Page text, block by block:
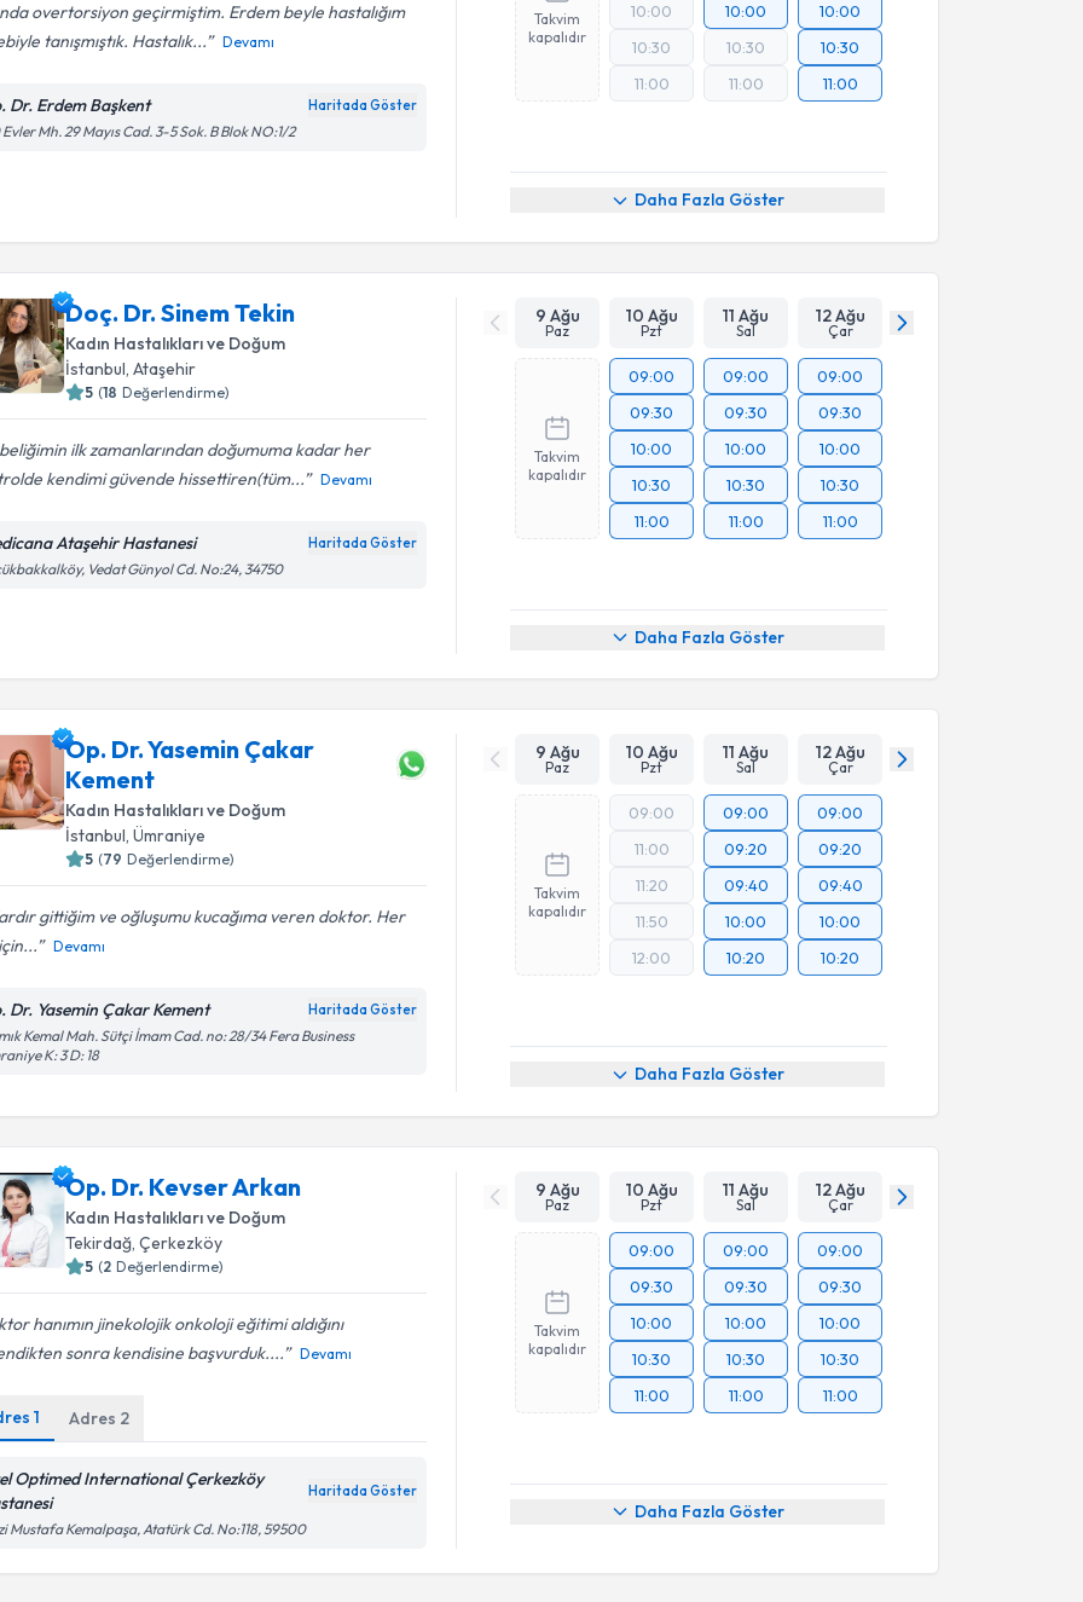
overtorsiyon geçirmiştim. Erdem beyle hastalığım
tanışmıştık. Hastalık...
Devamı
Dr. Erdem Başkent Haritada Göster
Evler Mh. 29 Mayıs Cad. 3-5 Sok. B Blok NO:1/2
Takvim
kapalıdır
10:00
10:30
11:00
10:00
10:30
11:00
10:00
10:30
11:00
Daha Fazla Göster
Doç. Dr. Sinem Tekin
Kadın Hastalıkları ve Doğum
İstanbul ,Ataşehir
5 (18 Değerlendirme)
ilk zamanlarından doğumuma kadar her
kendimi güvende hissettiren(tüm...
Devamı
Ataşehir Hastanesi Haritada Göster
Vedat Günyol Cd. No:24, 34750
9 Ağu
Paz
10 Ağu
Pzt
11 Ağu
Sal
12 Ağu
Çar
Takvim
kapalıdır
09:00
09:30
10:00
10:30
11:00
09:00
09:30
10:00
10:30
11:00
09:00
09:30
10:00
10:30
11:00
Daha Fazla Göster
Op. Dr. Yasemin Çakar
Kement
Kadın Hastalıkları ve Doğum
İstanbul,Ümraniye
5 (79 Değerlendirme)
gittiğim ve oğluşumu kucağıma veren doktor. Her
Devamı
Dr. Yasemin Çakar Kement Haritada Göster
Kemal Mah. Sütçi İmam Cad. no: 28/34 Fera Business
K: 3 D: 18
9 Ağu
Paz
10 Ağu
Pzt
11 Ağu
Sal
12 Ağu
Çar
Takvim
kapalıdır
09:00
11:00
11:20
11:50
12:00
09:00
09:20
09:40
10:00
10:20
09:00
09:20
09:40
10:00
10:20
Daha Fazla Göster
Op. Dr. Kevser Arkan
Kadın Hastalıkları ve Doğum
Tekirdağ ,Çerkezköy
5 (2 Değerlendirme)
hanımın jinekolojik onkoloji eğitimi aldığını
sonra kendisine başvurduk....
Devamı
1 Adres 2
Optimed International Çerkezköy
Haritada Göster
Mustafa Kemalpaşa, Atatürk Cd. No:118, 59500
9 Ağu
Paz
10 Ağu
Pzt
11 Ağu
Sal
12 Ağu
Çar
Takvim
kapalıdır
09:00
09:30
10:00
10:30
11:00
09:00
09:30
10:00
10:30
11:00
09:00
09:30
10:00
10:30
11:00
Daha Fazla Göster